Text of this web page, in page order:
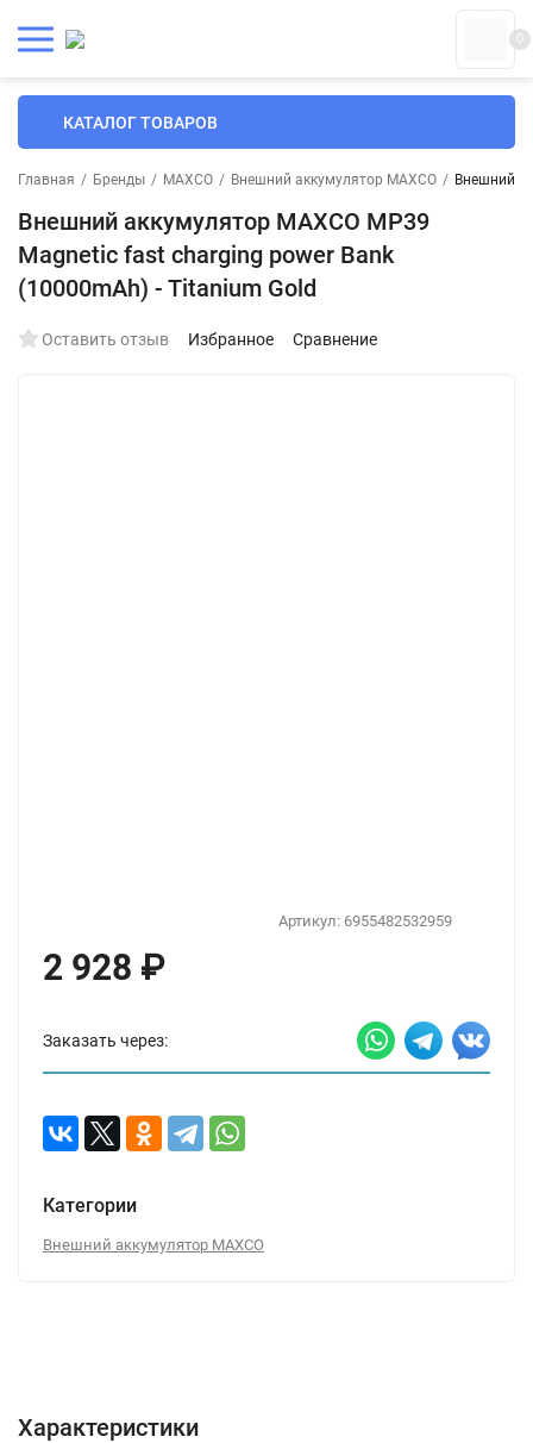
0
КАТАЛОГ ТОВАРОВ
Главная / Бренды / MAXCO / Внешний аккумулятор MAXCO / Внешний
Внешний аккумулятор MAXCO MP39
Magnetic fast charging power Bank
(10000mAh) - Titanium Gold
Оставить отзыв Избранное Сравнение
Артикул: 6955482532959
2 928 ₽
Заказать через:
Категории
Внешний аккумулятор MAXCO
Характеристики